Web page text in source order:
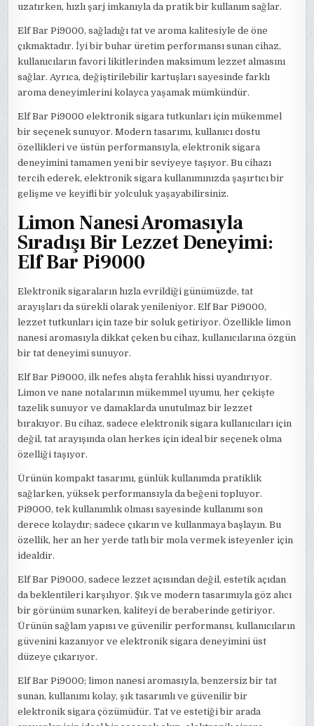
uzatırken, hızlı şarj imkanıyla da pratik bir kullanım sağlar.
Elf Bar Pi9000, sağladığı tat ve aroma kalitesiyle de öne
çıkmaktadır. İyi bir buhar üretim performansı sunan cihaz,
kullanıcıların favori likitlerinden maksimum lezzet almasını
sağlar. Ayrıca, değiştirilebilir kartuşları sayesinde farklı
aroma deneyimlerini kolayca yaşamak mümkündür.
Elf Bar Pi9000 elektronik sigara tutkunları için mükemmel
bir seçenek sunuyor. Modern tasarımı, kullanıcı dostu
özellikleri ve üstün performansıyla, elektronik sigara
deneyimini tamamen yeni bir seviyeye taşıyor. Bu cihazı
tercih ederek, elektronik sigara kullanımınızda şaşırtıcı bir
gelişme ve keyifli bir yolculuk yaşayabilirsiniz.
Limon Nanesi Aromasıyla
Sıradışı Bir Lezzet Deneyimi:
Elf Bar Pi9000
Elektronik sigaraların hızla evrildiği günümüzde, tat
arayışları da sürekli olarak yenileniyor. Elf Bar Pi9000,
lezzet tutkunları için taze bir soluk getiriyor. Özellikle limon
nanesi aromasıyla dikkat çeken bu cihaz, kullanıcılarına özgün
bir tat deneyimi sunuyor.
Elf Bar Pi9000, ilk nefes alışta ferahlık hissi uyandırıyor.
Limon ve nane notalarının mükemmel uyumu, her çekişte
tazelik sunuyor ve damaklarda unutulmaz bir lezzet
bırakıyor. Bu cihaz, sadece elektronik sigara kullanıcıları için
değil, tat arayışında olan herkes için ideal bir seçenek olma
özelliği taşıyor.
Ürünün kompakt tasarımı, günlük kullanımda pratiklik
sağlarken, yüksek performansıyla da beğeni topluyor.
Pi9000, tek kullanımlık olması sayesinde kullanımı son
derece kolaydır; sadece çıkarın ve kullanmaya başlayın. Bu
özellik, her an her yerde tatlı bir mola vermek isteyenler için
idealdir.
Elf Bar Pi9000, sadece lezzet açısından değil, estetik açıdan
da beklentileri karşılıyor. Şık ve modern tasarımıyla göz alıcı
bir görünüm sunarken, kaliteyi de beraberinde getiriyor.
Ürünün sağlam yapısı ve güvenilir performansı, kullanıcıların
güvenini kazanıyor ve elektronik sigara deneyimini üst
düzeye çıkarıyor.
Elf Bar Pi9000; limon nanesi aromasıyla, benzersiz bir tat
sunan, kullanımı kolay, şık tasarımlı ve güvenilir bir
elektronik sigara çözümüdür. Tat ve estetiği bir arada